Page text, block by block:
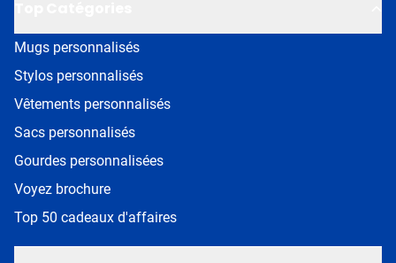
Mugs personnalisés
Stylos personnalisés
Vêtements personnalisés
Sacs personnalisés
Gourdes personnalisées
Voyez brochure
Top 50 cadeaux d'affaires